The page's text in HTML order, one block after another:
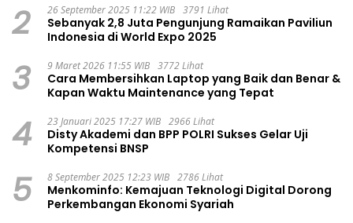
2 26 September 2025 11:22 WIB 3791 Lihat
Sebanyak 2,8 Juta Pengunjung Ramaikan Paviliun
Indonesia di World Expo 2025
3 9 Maret 2026 11:55 WIB 3772 Lihat
Cara Membersihkan Laptop yang Baik dan Benar &
Kapan Waktu Maintenance yang Tepat
4 23 Januari 2025 17:27 WIB 2966 Lihat
Disty Akademi dan BPP POLRI Sukses Gelar Uji
Kompetensi BNSP
5 8 September 2025 12:23 WIB 2786 Lihat
Menkominfo: Kemajuan Teknologi Digital Dorong
Perkembangan Ekonomi Syariah